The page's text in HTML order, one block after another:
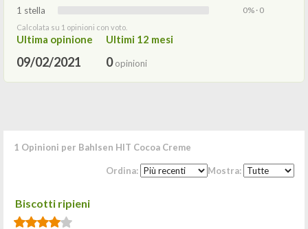
1 stella 0% · 0
Calcolata su 1 opinioni con voto.
Ultima opinione
09/02/2021
Ultimi 12 mesi
0opinioni
1 Opinioni per Bahlsen HIT Cocoa Creme
Ordina: Mostra:
Biscotti ripieni